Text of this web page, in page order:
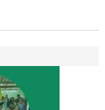
della stagione